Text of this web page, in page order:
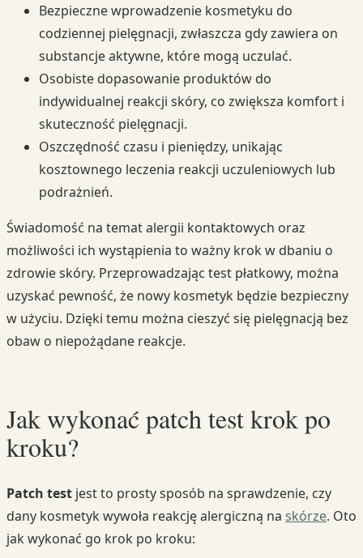
Bezpieczne wprowadzenie kosmetyku do
codziennej pielęgnacji, zwłaszcza gdy zawiera on
substancje aktywne, które mogą uczulać.
Osobiste dopasowanie produktów do
indywidualnej reakcji skóry, co zwiększa komfort i
skuteczność pielęgnacji.
Oszczędność czasu i pieniędzy, unikając
kosztownego leczenia reakcji uczuleniowych lub
podrażnień.
Świadomość na temat alergii kontaktowych oraz
możliwości ich wystąpienia to ważny krok w dbaniu o
zdrowie skóry. Przeprowadzając test płatkowy, można
uzyskać pewność, że nowy kosmetyk będzie bezpieczny
w użyciu. Dzięki temu można cieszyć się pielęgnacją bez
obaw o niepożądane reakcje.
Jak wykonać patch test krok po
kroku?
Patch test jest to prosty sposób na sprawdzenie, czy
dany kosmetyk wywoła reakcję alergiczną na skórze. Oto
jak wykonać go krok po kroku: